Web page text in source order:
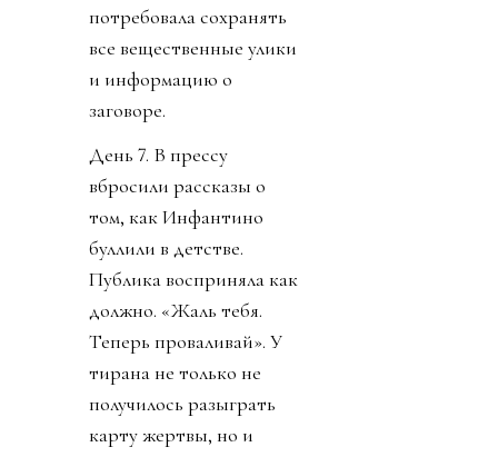
потребовала сохранять
все вещественные улики
и информацию о
заговоре.
День 7. В прессу
вбросили рассказы о
том, как Инфантино
буллили в детстве.
Публика восприняла как
должно. «Жаль тебя.
Теперь проваливай». У
тирана не только не
получилось разыграть
карту жертвы, но и